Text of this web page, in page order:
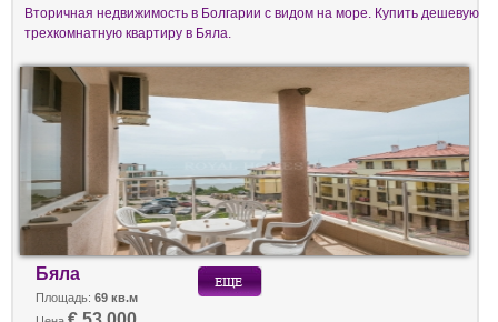
Вторичная недвижимость в Болгарии с видом на море. Купить дешевую
трехкомнатную квартиру в Бяла.
Бяла
Площадь: 69 кв.м